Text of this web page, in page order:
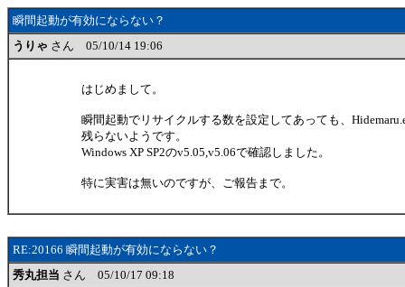
瞬間起動が有効にならない？
うりゃ さん 05/10/14 19:06
はじめまして。
瞬間起動でリサイクルする数を設定してあっても、
残らないようです。
Windows XP SP2のv5.05,v5.06で確認しました。
特に実害は無いのですが、ご報告まで。
RE:20166 瞬間起動が有効にならない？
秀丸担当 さん 05/10/17 09:18